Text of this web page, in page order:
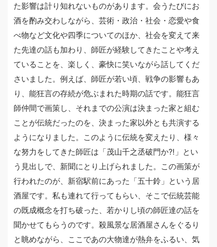
た影響は計り知れないものがあります。会うたびにお
酒を酌み交わしながら、芸術・政治・社会・恋愛や食
べ物など文化や四季についてのほか、社会を変えて来
た先達の話も加わり、師匠が経験してきたことや考え
ていることを、楽しく、豪快に笑いながら話してくだ
さいました。例えば、師匠が若い頃、戦争の影響もあ
り、能狂言の存続が危ぶまれた時期の話です。能狂言
師仲間で画策し、それまでの公演は決まった家と組む
ことが伝統だったのを、決まった家以外とも共演する
ようになりました。このように伝統を変えたり、様々
な努力をしてきた師匠は「茂山千之丞破門か⁈」とい
う見出しで、新聞にとり上げられました。この画策が
行われたのが、新宿駅前にあった「五十鈴」という居
酒屋です。私も連れて行ってもらい、そこで伝統芸能
の既成概念を打ち破った、若かりし頃の師匠達の話を
聞かせてもらうのです。殺風景な居酒屋さんをぐるり
と眺めながら、ここであの大物達が熱弁をふるい、気